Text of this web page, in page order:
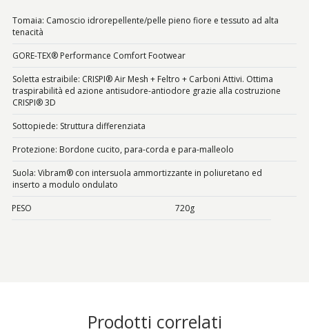
Tomaia: Camoscio idrorepellente/pelle pieno fiore e tessuto ad alta
tenacità
GORE-TEX® Performance Comfort Footwear
Soletta estraibile: CRISPI® Air Mesh + Feltro + Carboni Attivi. Ottima
traspirabilità ed azione antisudore-antiodore grazie alla costruzione
CRISPI® 3D
Sottopiede: Struttura differenziata
Protezione: Bordone cucito, para-corda e para-malleolo
Suola: Vibram® con intersuola ammortizzante in poliuretano ed
inserto a modulo ondulato
PESO
720g
Prodotti correlati